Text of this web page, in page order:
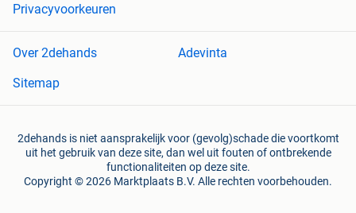
Privacyvoorkeuren
Over 2dehands
Adevinta
Sitemap
2dehands is niet aansprakelijk voor (gevolg)schade die voortkomt
uit het gebruik van deze site, dan wel uit fouten of ontbrekende
functionaliteiten op deze site.
Copyright © 2026 Marktplaats B.V. Alle rechten voorbehouden.